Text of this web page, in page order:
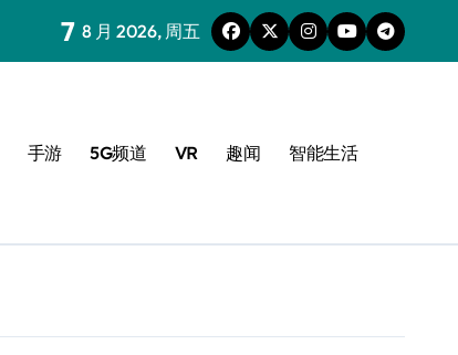
7 8 月 2026, 周五
手游 5G频道 VR 趣闻 智能生活